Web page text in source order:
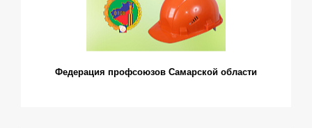
Федерация профсоюзов Самарской области